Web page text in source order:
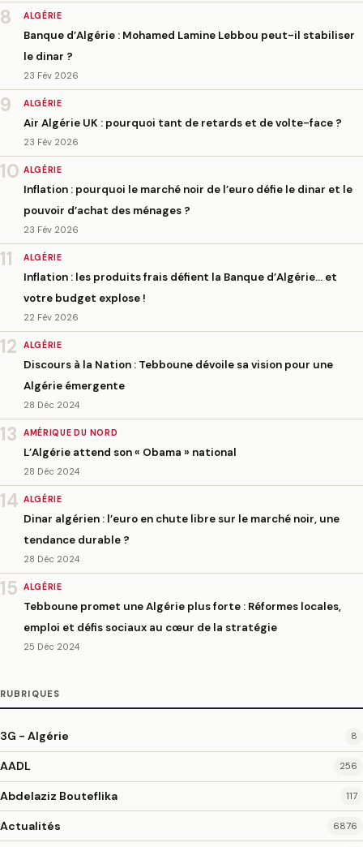
8 ALGÉRIE
Banque d’Algérie : Mohamed Lamine Lebbou peut-il stabiliser
le dinar ?
23 Fév 2026
9 ALGÉRIE
Air Algérie UK : pourquoi tant de retards et de volte-face ?
23 Fév 2026
10 ALGÉRIE
Inflation : pourquoi le marché noir de l’euro défie le dinar et le
pouvoir d’achat des ménages ?
23 Fév 2026
11 ALGÉRIE
Inflation : les produits frais défient la Banque d’Algérie… et
votre budget explose !
22 Fév 2026
12 ALGÉRIE
Discours à la Nation : Tebboune dévoile sa vision pour une
Algérie émergente
28 Déc 2024
13 AMÉRIQUE DU NORD
L’Algérie attend son « Obama » national
28 Déc 2024
14 ALGÉRIE
Dinar algérien : l’euro en chute libre sur le marché noir, une
tendance durable ?
28 Déc 2024
15 ALGÉRIE
Tebboune promet une Algérie plus forte : Réformes locales,
emploi et défis sociaux au cœur de la stratégie
25 Déc 2024
RUBRIQUES
3G - Algérie 8
AADL 256
Abdelaziz Bouteflika 117
Actualités 6876